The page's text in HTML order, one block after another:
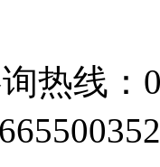
热线：